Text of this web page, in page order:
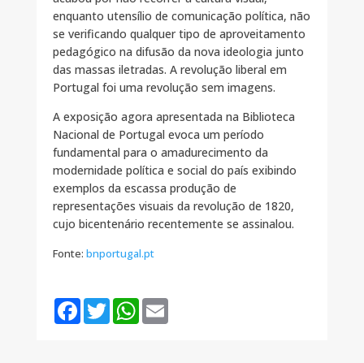
enquanto utensílio de comunicação política, não
se verificando qualquer tipo de aproveitamento
pedagógico na difusão da nova ideologia junto
das massas iletradas. A revolução liberal em
Portugal foi uma revolução sem imagens.
A exposição agora apresentada na Biblioteca
Nacional de Portugal evoca um período
fundamental para o amadurecimento da
modernidade política e social do país exibindo
exemplos da escassa produção de
representações visuais da revolução de 1820,
cujo bicentenário recentemente se assinalou.
Fonte: bnportugal.pt
F
T
w
W
E